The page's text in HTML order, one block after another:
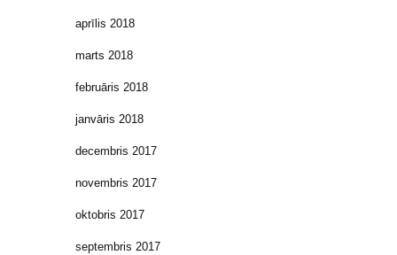
aprīlis 2018
marts 2018
februāris 2018
janvāris 2018
decembris 2017
novembris 2017
oktobris 2017
septembris 2017